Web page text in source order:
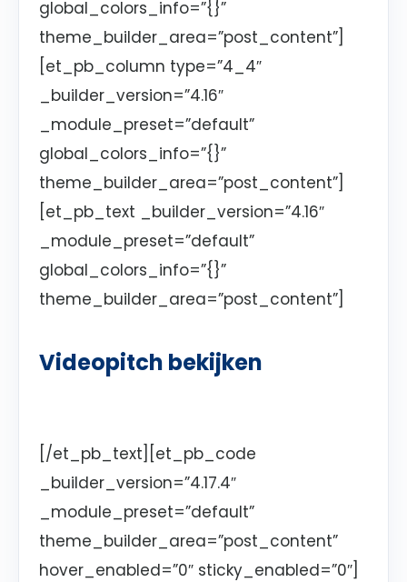
global_colors_info=”{}”
theme_builder_area=”post_content”]
[et_pb_column type=”4_4″
_builder_version=”4.16″
_module_preset=”default”
global_colors_info=”{}”
theme_builder_area=”post_content”]
[et_pb_text _builder_version=”4.16″
_module_preset=”default”
global_colors_info=”{}”
theme_builder_area=”post_content”]
Videopitch bekijken
[/et_pb_text][et_pb_code
_builder_version=”4.17.4″
_module_preset=”default”
theme_builder_area=”post_content”
hover_enabled=”0″ sticky_enabled=”0″]